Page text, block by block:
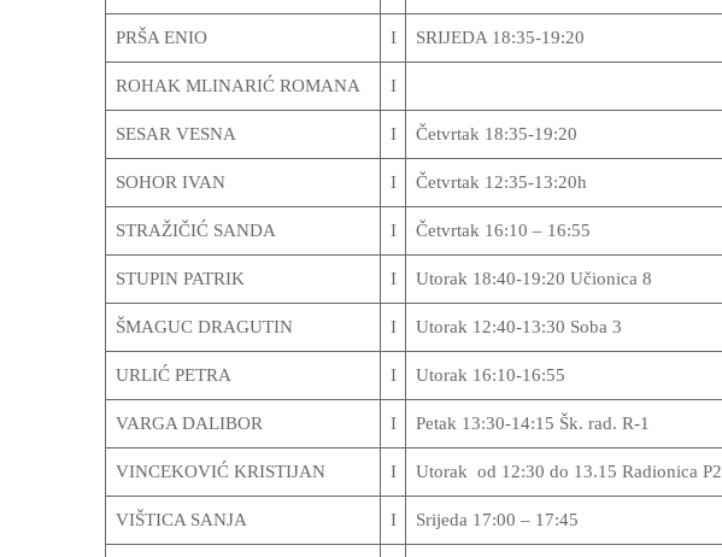
PRŠA ENIO I SRIJEDA 18:35-19:20
ROHAK MLINARIĆ ROMANA I
SESAR VESNA I Četvrtak 18:35-19:20
SOHOR IVAN I Četvrtak 12:35-13:20h
STRAŽIČIĆ SANDA I Četvrtak 16:10 – 16:55
STUPIN PATRIK I Utorak 18:40-19:20 Učionica 8
ŠMAGUC DRAGUTIN I Utorak 12:40-13:30 Soba 3
URLIĆ PETRA I Utorak 16:10-16:55
VARGA DALIBOR I Petak 13:30-14:15 Šk. rad. R-1
VINCEKOVIĆ KRISTIJAN I Utorak od 12:30 do 13.15 Radionica P2
VIŠTICA SANJA I Srijeda 17:00 – 17:45